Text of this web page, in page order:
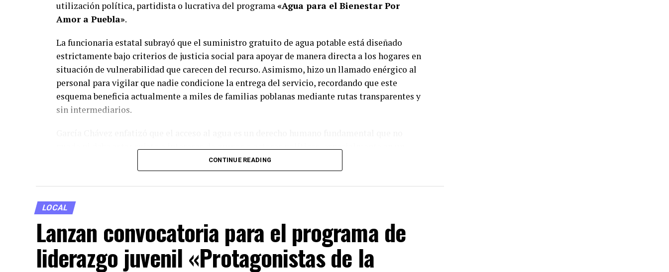
utilización política, partidista o lucrativa del programa«Agua para el Bienestar Por
Amor a Puebla».
La funcionaria estatal subrayó que el suministro gratuito de agua potable está diseñado
estrictamente bajo criterios de justicia social para apoyar de manera directa a los hogares en
situación de vulnerabilidad que carecen del recurso. Asimismo, hizo un llamado enérgico al
personal para vigilar que nadie condicione la entrega del servicio, recordando que este
esquema beneficia actualmente a miles de familias poblanas mediante rutas transparentes y
sin intermediarios.
puede ni debe estar sujeto a intereses de grupos o actores políticos, especialmente en un
contexto donde el abasto del líquido representa un reto prioritario. Por ello, reiteró que se
mantendrán auditorías constantes y mecanismos de supervisión rigurosos para garantizar
que los apoyos lleguen verdaderamente a quienes más lo necesitan en las comunidades más
alejadas del estado.
Finalmente, la titular de la Secretaría de Bienestar exhortó a la ciudadanía a denunciar
cualquier anomalía, condicionamiento o intento de extorsión por parte de malos servidores
públicos o gestores que pretendan cobrar por un programa que es totalmente gratuito. Con
estas acciones, el gobierno estatal refrenda su compromiso de actuar con honestidad y
CONTINUE READING
LOCAL
Lanzan convocatoria para el programa de
liderazgo juvenil «Protagonistas de la